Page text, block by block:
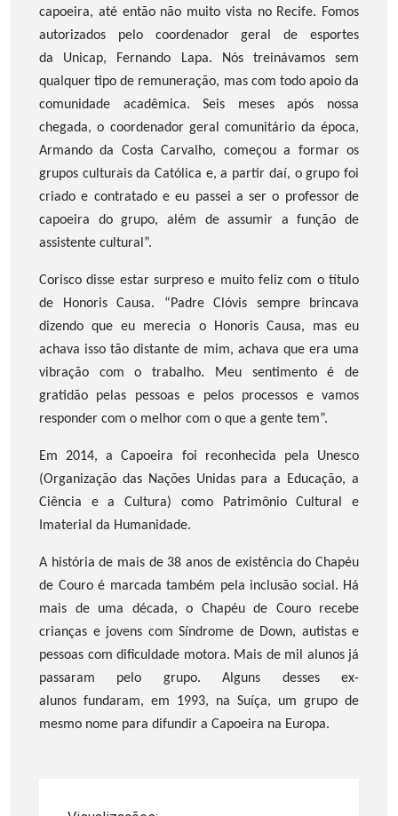
capoeira, até então não muito vista no Recife. Fomos
autorizados pelo coordenador geral de esportes
da Unicap, Fernando Lapa. Nós treinávamos sem
qualquer tipo de remuneração, mas com todo apoio da
comunidade acadêmica. Seis meses após nossa
chegada, o coordenador geral comunitário da época,
Armando da Costa Carvalho, começou a formar os
grupos culturais da Católica e, a partir daí, o grupo foi
criado e contratado e eu passei a ser o professor de
capoeira do grupo, além de assumir a função de
assistente cultural”.
Corisco disse estar surpreso e muito feliz com o título
de Honoris Causa. “Padre Clóvis sempre brincava
dizendo que eu merecia o Honoris Causa, mas eu
achava isso tão distante de mim, achava que era uma
vibração com o trabalho. Meu sentimento é de
gratidão pelas pessoas e pelos processos e vamos
responder com o melhor com o que a gente tem”.
Em 2014, a Capoeira foi reconhecida pela Unesco
(Organização das Nações Unidas para a Educação, a
Ciência e a Cultura) como Patrimônio Cultural e
Imaterial da Humanidade.
A história de mais de 38 anos de existência do Chapéu
de Couro é marcada também pela inclusão social. Há
mais de uma década, o Chapéu de Couro recebe
crianças e jovens com Síndrome de Down, autistas e
pessoas com dificuldade motora. Mais de mil alunos já
passaram pelo grupo. Alguns desses ex-
alunos fundaram, em 1993, na Suíça, um grupo de
mesmo nome para difundir a Capoeira na Europa.